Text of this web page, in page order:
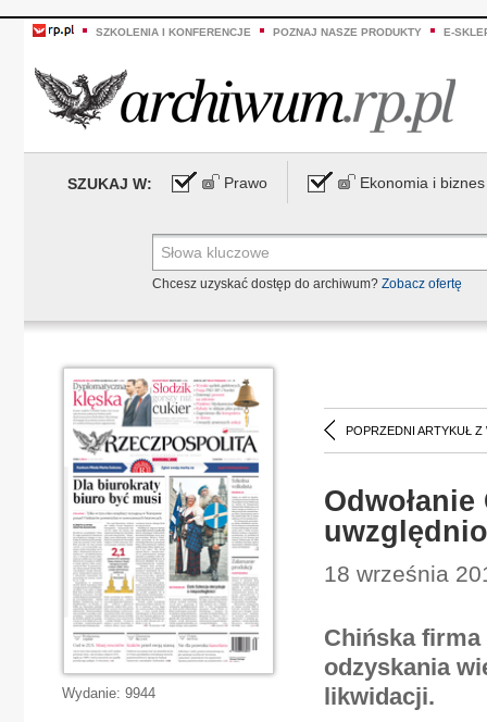
SZKOLENIA I KONFERENCJE POZNAJ NASZE PRODUKTY E-
SZUKAJ W: Prawo Ekonomia i biznes
Chcesz uzyskać dostęp do archiwum? Zobacz ofertę
POPRZEDNI ARTYKUŁ Z
18 września
Chińska
odzyskania
likwidacji.
Wydanie: 9944